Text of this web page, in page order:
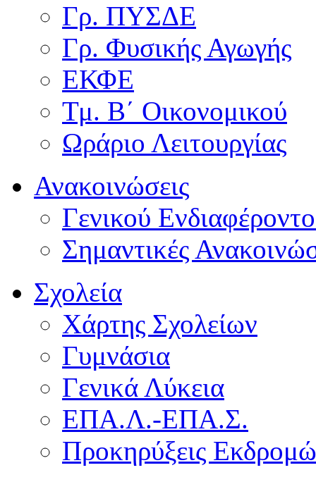
Γρ. ΠΥΣΔΕ
Γρ. Φυσικής Αγωγής
ΕΚΦΕ
Τμ. Β΄ Οικονομικού
Ωράριο Λειτουργίας
Ανακοινώσεις
Γενικού
Σημαντικές
Σχολεία
Χάρτης Σχολείων
Γυμνάσια
Γενικά Λύκεια
ΕΠΑ.Λ.-ΕΠΑ.Σ.
Προκηρύξεις